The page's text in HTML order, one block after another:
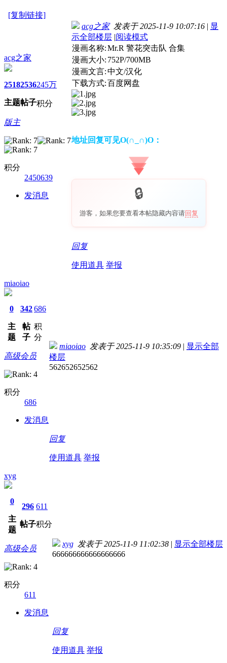
[复制链接]
acg之家
2518
主题
2536
帖子
245万
积分
版主
积分
2450639
发消息
acg之家发表于 2025-11-9 10:07:16 | 显
示全部楼层 |阅读模式
漫画名称:Mr.R 警花突击队 合集
漫画大小: 752P/700MB
漫画文言:中文/汉化
下载方式:百度网盘
地址回复可见O(∩_∩)O：
游客，如果您要查看本帖隐藏内容请回复
回复
使用道具 举报
miaoiao
0
主
题
342
帖
子
686
积
分
高级会员
积分
686
发消息
miaoiao 发表于 2025-11-9 10:35:09 | 显示全部
楼层
562652652562
回复
使用道具 举报
xyg
0
主
题
296
帖子
611
积分
高级会员
积分
611
发消息
xyg 发表于 2025-11-9 11:02:38 | 显示全部楼层
666666666666666666
回复
使用道具 举报